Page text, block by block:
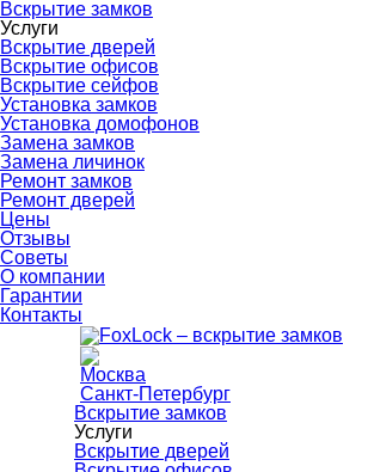
Вскрытие замков
Услуги
Вскрытие дверей
Вскрытие офисов
Вскрытие сейфов
Установка замков
Установка домофонов
Замена замков
Замена личинок
Ремонт замков
Ремонт дверей
Цены
Отзывы
Советы
О компании
Гарантии
Контакты
Москва
Санкт-Петербург
Вскрытие замков
Услуги
Вскрытие дверей